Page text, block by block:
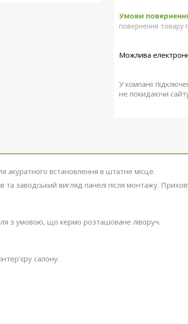
повернення товару
У компанії
не покидаючи
акуратного встановлення в штатне місце.
та заводський вигляд панелі після монтажу.
з умовою, що кермо розташоване ліворуч.
салону.